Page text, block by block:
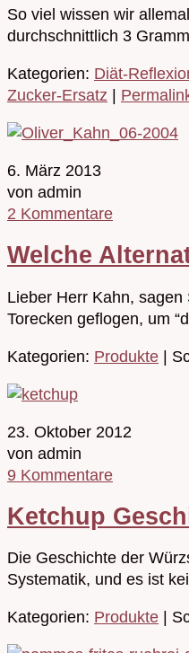
So viel wissen wir
durchschnittlich 3
Kategorien: Diät-
Zucker-Ersatz |
6. März 2013
von admin
2 Kommentare
Welche
Lieber Herr Kahn,
Torecken geflogen, um
Kategorien: Produkte |
23. Oktober 2012
von admin
9 Kommentare
Ketchup
Die Geschichte der
Systematik, und es ist
Kategorien: Produkte |